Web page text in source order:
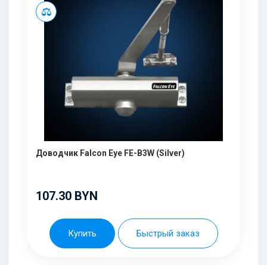
Доводчик Falcon Eye FE-B3W (Silver)
107.30 BYN
Купить Быстрый заказ